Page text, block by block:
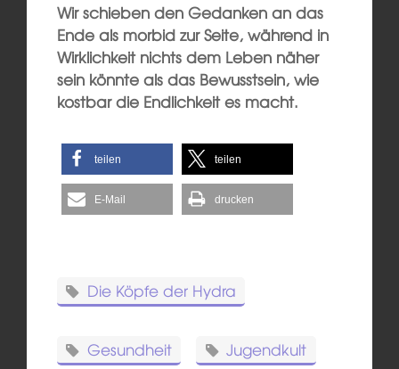
Wir schieben den Gedanken an das
Ende als morbid zur Seite, während in
Wirklichkeit nichts dem Leben näher
sein könnte als das Bewusstsein, wie
kostbar die Endlichkeit es macht.
teilen teilen
E-Mail drucken
Die Köpfe der Hydra
Gesundheit Jugendkult